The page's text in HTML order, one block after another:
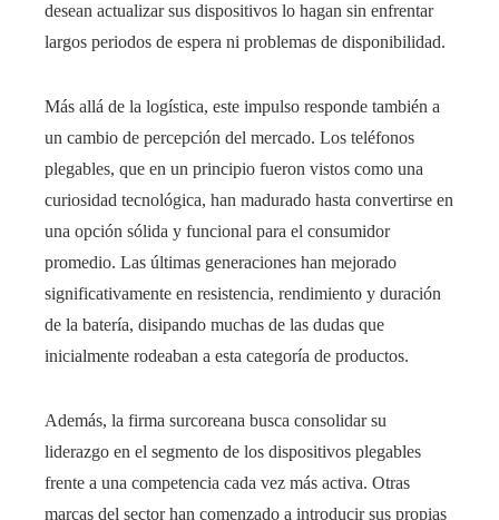
desean actualizar sus dispositivos lo hagan sin enfrentar
largos periodos de espera ni problemas de disponibilidad.
Más allá de la logística, este impulso responde también a
un cambio de percepción del mercado. Los teléfonos
plegables, que en un principio fueron vistos como una
curiosidad tecnológica, han madurado hasta convertirse en
una opción sólida y funcional para el consumidor
promedio. Las últimas generaciones han mejorado
significativamente en resistencia, rendimiento y duración
de la batería, disipando muchas de las dudas que
inicialmente rodeaban a esta categoría de productos.
Además, la firma surcoreana busca consolidar su
liderazgo en el segmento de los dispositivos plegables
frente a una competencia cada vez más activa. Otras
marcas del sector han comenzado a introducir sus propias